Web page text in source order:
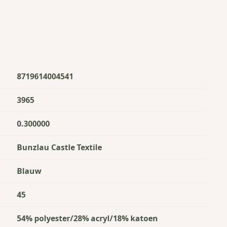
8719614004541
3965
0.300000
Bunzlau Castle Textile
Blauw
45
54% polyester/28% acryl/18% katoen